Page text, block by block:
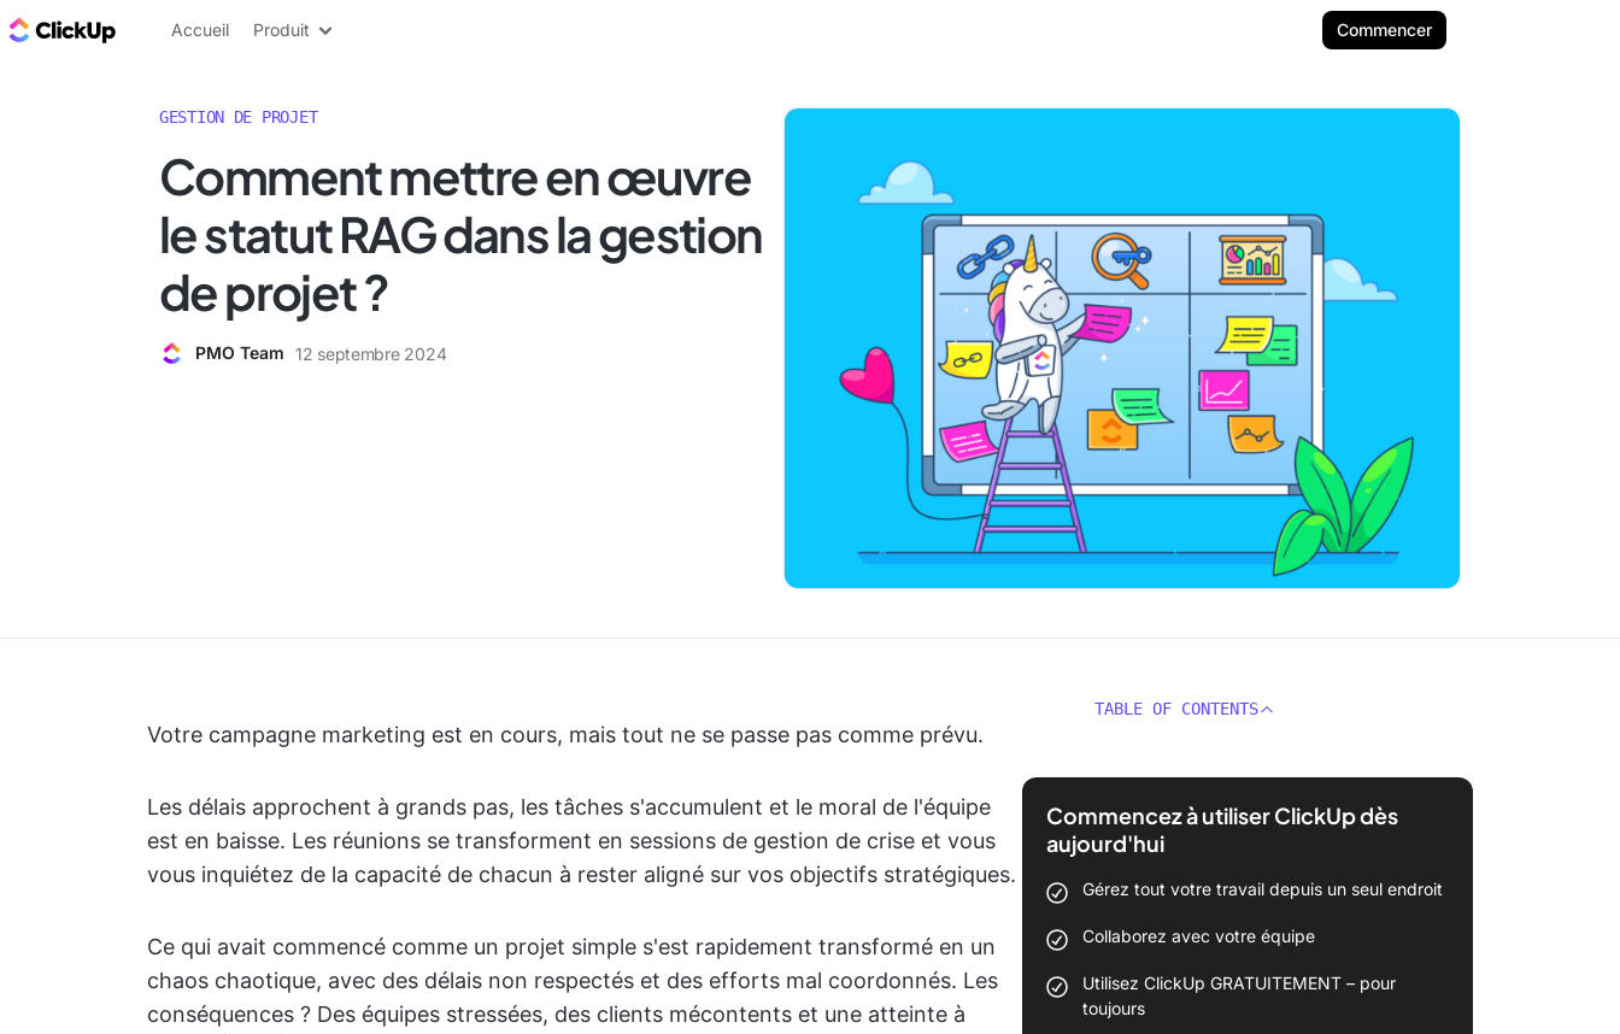
ClickUp Blog
Accueil Produit Commencer
GESTION DE PROJET
Comment mettre en œuvre
le statut RAG dans la gestion
de projet ?
PMO Team 12 septembre 2024
Votre campagne marketing est en cours, mais tout ne se passe pas comme prévu.
Les délais approchent à grands pas, les tâches s'accumulent et le moral de l'équipe
est en baisse. Les réunions se transforment en sessions de gestion de crise et vous
vous inquiétez de la capacité de chacun à rester aligné sur vos objectifs stratégiques.
Ce qui avait commencé comme un projet simple s'est rapidement transformé en un
chaos chaotique, avec des délais non respectés et des efforts mal coordonnés. Les
conséquences ? Des équipes stressées, des clients mécontents et une atteinte à
TABLE OF CONTENTS
Commencez à utiliser ClickUp dès
aujourd'hui
Gérez tout votre travail depuis un seul endroit
Collaborez avec votre équipe
Utilisez ClickUp GRATUITEMENT – pour
toujours